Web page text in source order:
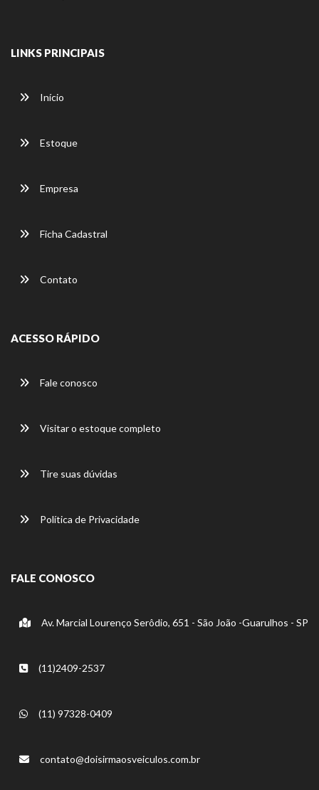
LINKS PRINCIPAIS
Início
Estoque
Empresa
Ficha Cadastral
Contato
ACESSO RÁPIDO
Fale conosco
Visitar o estoque completo
Tire suas dúvidas
Política de Privacidade
FALE CONOSCO
Av. Marcial Lourenço Serôdio, 651 - São João -Guarulhos - SP
(11)2409-2537
(11) 97328-0409
contato@doisirmaosveiculos.com.br